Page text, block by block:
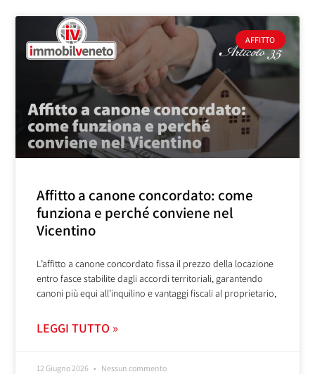
AFFITTO
Affitto a canone concordato: come
funziona e perché conviene nel
Vicentino
L’affitto a canone concordato fissa il prezzo della locazione
entro fasce stabilite dagli accordi territoriali, garantendo
canoni più equi all’inquilino e vantaggi fiscali al proprietario,
LEGGI TUTTO »
12 Giugno 2026 Nessun commento